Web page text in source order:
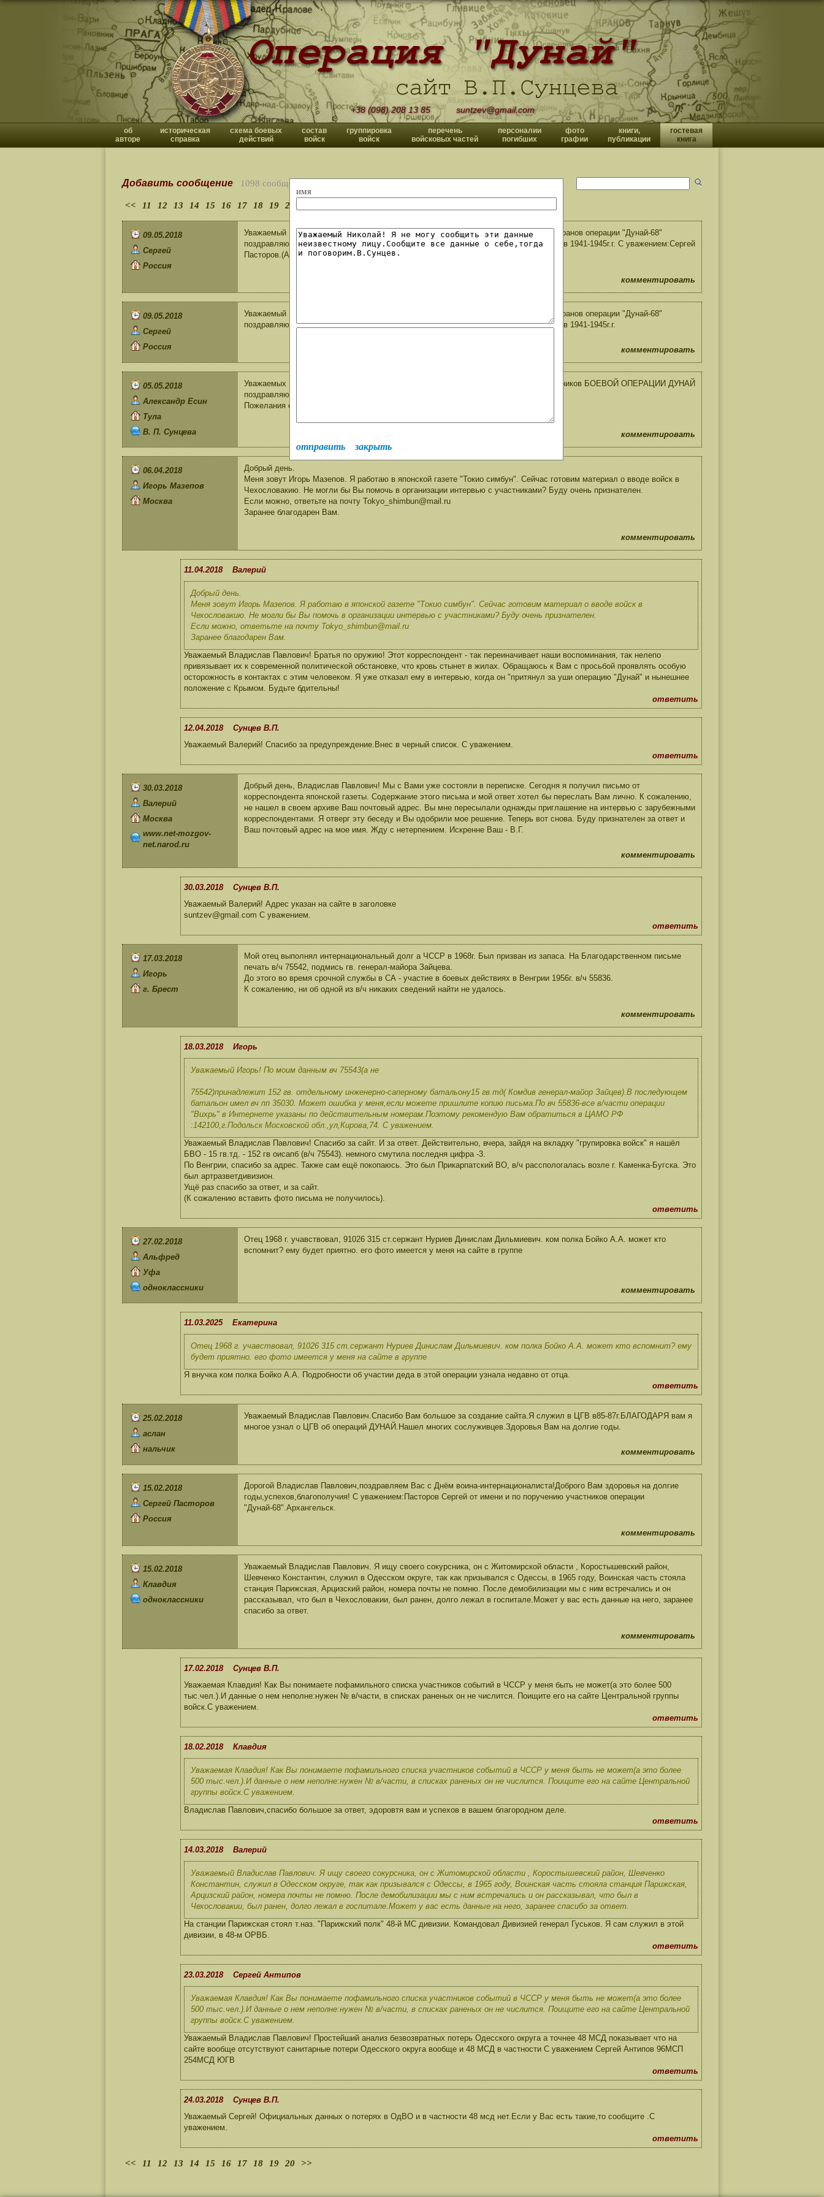
+38 (098) 208 13 85 suntzev@gmail.com
об
авторе
историческая
справка
схема боевых
действий
состав
войск
группировка
войск
перечень
войсковых частей
персоналии
погибших
фото
графии
книги,
публикации
гостевая
книга
имя
отправить закрыть
Добавить сообщение 1098 сообщений
<< 11 12 13 14 15 16 17 18 19 20
09.05.2018
Сергей
Россия
Уважаемый Владислав Павлович!Вас,соратников и помощников Ваших,а также ветеранов операции "Дунай-68"
поздравляю с Днём Великой Победы советского народа над фашистской Германией в 1941-1945г.г. С уважением:Сергей
Пасторов.(Архангельск)
комментировать
09.05.2018
Сергей
Россия
Уважаемый Владислав Павлович!Вас,соратников и помощников Ваших,а также ветеранов операции "Дунай-68"
поздравляю с Днём Великой Победы советского народа над фашистской Германией в 1941-1945г.г.
комментировать
05.05.2018
Александр Есин
Тула
В. П. Сунцева
Уважаемых Владислава Павловича и его помощников, всех моих друзей,всех участников БОЕВОЙ ОПЕРАЦИИ ДУНАЙ
поздравляю с ДНЁМ ПОБЕДЫ ! ! !
Пожелания самые наилучшие: здоровья, бодрости духа, вечного мирного неба.
комментировать
06.04.2018
Игорь Мазепов
Москва
Добрый день.
Меня зовут Игорь Мазепов. Я работаю в японской газете "Токио симбун". Сейчас готовим материал о вводе войск в
Чехословакию. Не могли бы Вы помочь в организации интервью с участниками? Буду очень признателен.
Если можно, ответьте на почту Tokyo_shimbun@mail.ru
Заранее благодарен Вам.
комментировать
11.04.2018 Валерий
Добрый день.
Меня зовут Игорь Мазепов. Я работаю в японской газете "Токио симбун". Сейчас готовим материал о вводе войск в
Чехословакию. Не могли бы Вы помочь в организации интервью с участниками? Буду очень признателен.
Если можно, ответьте на почту Tokyo_shimbun@mail.ru
Заранее благодарен Вам.
Уважаемый Владислав Павлович! Братья по оружию! Этот корреспондент - так переиначивает наши воспоминания, так нелепо
привязывает их к современной политической обстановке, что кровь стынет в жилах. Обращаюсь к Вам с просьбой проявлять особую
осторожность в контактах с этим человеком. Я уже отказал ему в интервью, когда он "притянул за уши операцию "Дунай" и нынешнее
положение с Крымом. Будьте бдительны!
ответить
12.04.2018 Сунцев В.П.
Уважаемый Валерий! Спасибо за предупреждение.Внес в черный список. С уважением.
ответить
30.03.2018
Валерий
Москва
www.net-mozgov-
net.narod.ru
Добрый день, Владислав Павлович! Мы с Вами уже состояли в переписке. Сегодня я получил письмо от
корреспондента японской газеты. Содержание этого письма и мой ответ хотел бы переслать Вам лично. К сожалению,
не нашел в своем архиве Ваш почтовый адрес. Вы мне пересылали однажды приглашение на интервью с зарубежными
корреспондентами. Я отверг эту беседу и Вы одобрили мое решение. Теперь вот снова. Буду признателен за ответ и
Ваш почтовый адрес на мое имя. Жду с нетерпением. Искренне Ваш - В.Г.
комментировать
30.03.2018 Сунцев В.П.
Уважаемый Валерий! Адрес указан на сайте в заголовке
suntzev@gmail.com С уважением.
ответить
17.03.2018
Игорь
г. Брест
Мой отец выполнял интернациональный долг а ЧССР в 1968г. Был призван из запаса. На Благодарственном письме
печать в/ч 75542, подмись гв. генерал-майора Зайцева.
До этого во время срочной службы в СА - участие в боевых действиях в Венгрии 1956г. в/ч 55836.
К сожалению, ни об одной из в/ч никаких сведений найти не удалось.
комментировать
18.03.2018 Игорь
Уважаемый Игорь! По моим данным вч 75543(а не
75542)принадлежит 152 гв. отдельному инженерно-саперному батальону15 гв.тд( Комдив генерал-майор Зайцев).В последующем
батальон имел вч пп 35030. Может ошибка у меня,если можете пришлите копию письма.По вч 55836-все в/части операции
"Вихрь" в Интернете указаны по действительным номерам.Поэтому рекомендую Вам обратиться в ЦАМО РФ
:142100,г.Подольск Московской обл.,ул,Кирова,74. С уважением.
Уважаемый Владислав Павлович! Спасибо за сайт. И за ответ. Действительно, вчера, зайдя на вкладку "групировка войск" я нашёл
БВО - 15 гв.тд. - 152 гв оисапб (в/ч 75543). немного смутила последня цифра -3.
По Венгрии, спасибо за адрес. Также сам ещё покопаюсь. Это был Прикарпатский ВО, в/ч расспологалась возле г. Каменка-Бугска. Это
был артразветдивизион.
Ущё раз спасибо за ответ, и за сайт.
(К сожалению вставить фото письма не получилось).
ответить
27.02.2018
Альфред
Уфа
одноклассники
Отец 1968 г. учавствовал, 91026 315 ст.сержант Нуриев Динислам Дильмиевич. ком полка Бойко А.А. может кто
вспомнит? ему будет приятно. его фото имеется у меня на сайте в группе
комментировать
11.03.2025 Екатерина
Отец 1968 г. учавствовал, 91026 315 ст.сержант Нуриев Динислам Дильмиевич. ком полка Бойко А.А. может кто вспомнит? ему
будет приятно. его фото имеется у меня на сайте в группе
Я внучка ком полка Бойко А.А. Подробности об участии деда в этой операции узнала недавно от отца.
ответить
25.02.2018
аслан
нальчик
Уважаемый Владислав Павлович.Спасибо Вам большое за создание сайта.Я служил в ЦГВ в85-87г.БЛАГОДАРЯ вам я
многое узнал о ЦГВ об операций ДУНАЙ.Нашел многих сослуживцев.Здоровья Вам на долгие годы.
комментировать
15.02.2018
Сергей Пасторов
Россия
Дорогой Владислав Павлович,поздравляем Вас с Днём воина-интернационалиста!Доброго Вам здоровья на долгие
годы,успехов,благополучия! С уважением:Пасторов Сергей от имени и по поручению участников операции
"Дунай-68".Архангельск.
комментировать
15.02.2018
Клавдия
одноклассники
Уважаемый Владислав Павлович. Я ищу своего сокурсника, он с Житомирской области , Коростышевский район,
Шевченко Константин, служил в Одесском округе, так как призывался с Одессы, в 1965 году, Воинская часть стояла
станция Парижская, Арцизский район, номера почты не помню. После демобилизации мы с ним встречались и он
рассказывал, что был в Чехословакии, был ранен, долго лежал в госпитале.Может у вас есть данные на него, заранее
спасибо за ответ.
комментировать
17.02.2018 Сунцев В.П.
Уважаемая Клавдия! Как Вы понимаете пофамильного списка участников событий в ЧССР у меня быть не может(а это более 500
тыс.чел.).И данные о нем неполне:нужен № в/части, в списках раненых он не числится. Поищите его на сайте Центральной группы
войск.С уважением.
ответить
18.02.2018 Клавдия
Уважаемая Клавдия! Как Вы понимаете пофамильного списка участников событий в ЧССР у меня быть не может(а это более
500 тыс.чел.).И данные о нем неполне:нужен № в/части, в списках раненых он не числится. Поищите его на сайте Центральной
группы войск.С уважением.
Владислав Павлович,спасибо большое за ответ, эдоровтя вам и успехов в вашем благородном деле.
ответить
14.03.2018 Валерий
Уважаемый Владислав Павлович. Я ищу своего сокурсника, он с Житомирской области , Коростышевский район, Шевченко
Константин, служил в Одесском округе, так как призывался с Одессы, в 1965 году, Воинская часть стояла станция Парижская,
Арцизский район, номера почты не помню. После демобилизации мы с ним встречались и он рассказывал, что был в
Чехословакии, был ранен, долго лежал в госпитале.Может у вас есть данные на него, заранее спасибо за ответ.
На станции Парижская стоял т.наз. "Парижский полк" 48-й МС дивизии. Командовал Дивизией генерал Гуськов. Я сам служил в этой
дивизии, в 48-м ОРВБ.
ответить
23.03.2018 Сергей Антипов
Уважаемая Клавдия! Как Вы понимаете пофамильного списка участников событий в ЧССР у меня быть не может(а это более
500 тыс.чел.).И данные о нем неполне:нужен № в/части, в списках раненых он не числится. Поищите его на сайте Центральной
группы войск.С уважением.
Уважаемый Владислав Павлович! Простейший анализ безвозвратных потерь Одесского округа а точнее 48 МСД показывает что на
сайте вообще отсутствуют санитарные потери Одесского округа вообще и 48 МСД в частности С уважением Сергей Антипов 96МСП
254МСД ЮГВ
ответить
24.03.2018 Сунцев В.П.
Уважаемый Сергей! Официальных данных о потерях в ОдВО и в частности 48 мсд нет.Если у Вас есть такие,то сообщите .С
уважением.
ответить
<< 11 12 13 14 15 16 17 18 19 20 >>